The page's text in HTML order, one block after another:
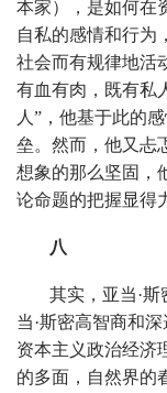
本家），是如何在
自私的感情和行为
社会而有规律地活
有血有肉，既有私
人”，他基于此的
垒。然而，他又忐
想象的那么坚固，
论命题的把握显得
八
其实，亚当·
当·斯密高智商和
资本主义政治经济
的多面，自然界的